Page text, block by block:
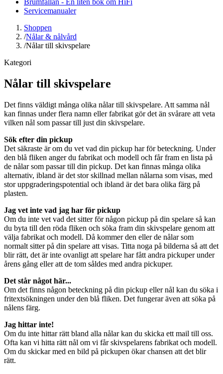
Servicemanualer
Shoppen
/Nålar & nålvård
/Nålar till skivspelare
Kategori
Nålar till skivspelare
Det finns väldigt många olika nålar till skivspelare. Att samma nål
kan finnas under flera namn eller fabrikat gör det än svårare att veta
vilken nål som passar till just din skivspelare.
Sök efter din pickup
Det säkraste är om du vet vad din pickup har för beteckning. Under
den blå fliken anger du fabrikat och modell och får fram en lista på
de nålar som passar till din pickup. Det kan finnas många olika
alternativ, ibland är det stor skillnad mellan nålarna som visas, med
stor uppgraderingspotential och ibland är det bara olika färg på
plasten.
Jag vet inte vad jag har för pickup
Om du inte vet vad det sitter för någon pickup på din spelare så kan
du byta till den röda fliken och söka fram din skivspelare genom att
välja fabrikat och modell. Då kommer den eller de nålar som
normalt sitter på din spelare att visas. Titta noga på bilderna så att det
blir rätt, det är inte ovanligt att spelare har fått andra pickuper under
årens gång eller att de tom såldes med andra pickuper.
Det står något här...
Om det finns någon beteckning på din pickup eller nål kan du söka i
fritextsökningen under den blå fliken. Det fungerar även att söka på
nålens färg.
Jag hittar inte!
Om du inte hittar rätt bland alla nålar kan du skicka ett mail till oss.
Ofta kan vi hitta rätt nål om vi får skivspelarens fabrikat och modell.
Om du skickar med en bild på pickupen ökar chansen att det blir
rätt.